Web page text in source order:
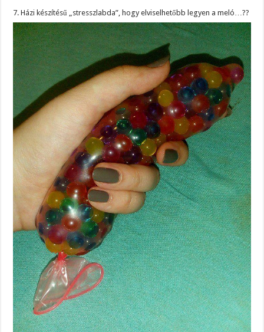
7. Házi készítésű „stresszlabda”, hogy elviselhetőbb legyen a meló…??